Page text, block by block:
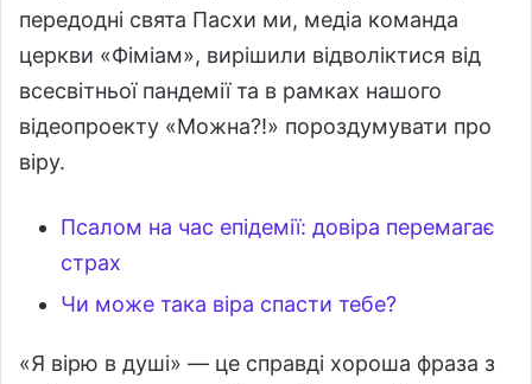
передодні свята Пасхи ми, медіа команда
церкви «Фіміам», вирішили відволіктися від
всесвітньої пандемії та в рамках нашого
відеопроекту «Можна?!» пороздумувати про
віру.
Псалом на час епідемії: довіра перемагає
страх
Чи може така віра спасти тебе?
«Я вірю в душі» — це справді хороша фраза з